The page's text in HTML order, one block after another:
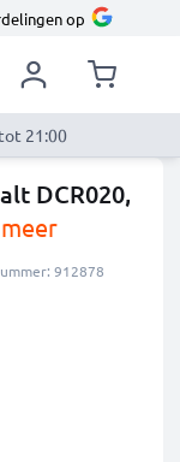
op
21:00
DCR020,
meer
912878